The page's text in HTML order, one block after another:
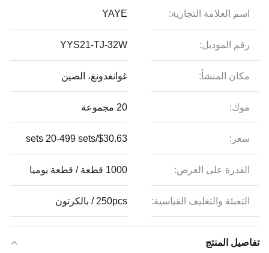
اسم العلامة التجارية: YAYE
رقم الموديل: YYS21-TJ-32W
مكان المنشأ: غوانغدونغ، الصين
موك: 20 مجموعة
سعر: $30.63/sets 20-499 sets
القدرة على العرض: 1000 قطعة / قطعة يوميا
التعبئة والتغليف القياسية: 250pcs / بالكرتون
تفاصيل المنتج